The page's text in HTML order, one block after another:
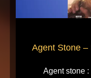
Agent Stone –
Agent stone :